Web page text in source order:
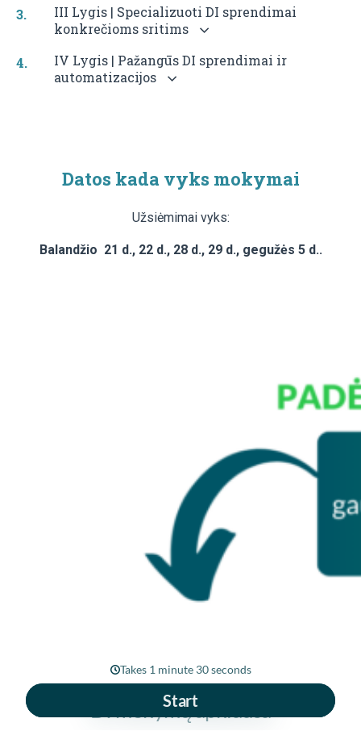
III Lygis | Specializuoti DI sprendimai
konkrečioms sritims
IV Lygis | Pažangūs DI sprendimai ir
automatizacijos
Datos kada vyks mokymai
Užsiėmimai vyks:
Balandžio 21 d., 22 d., 28 d., 29 d., gegužės 5 d..